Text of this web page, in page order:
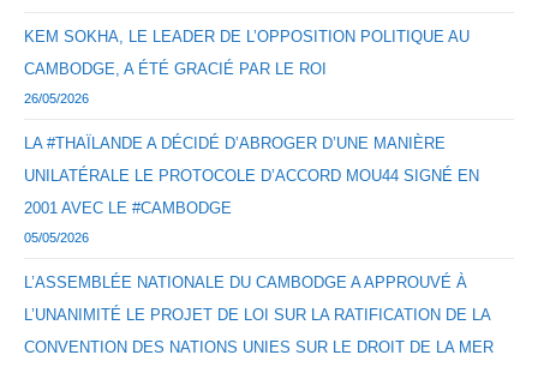
KEM SOKHA, LE LEADER DE L’OPPOSITION POLITIQUE AU
CAMBODGE, A ÉTÉ GRACIÉ PAR LE ROI
26/05/2026
LA #THAÏLANDE A DÉCIDÉ D’ABROGER D’UNE MANIÈRE
UNILATÉRALE LE PROTOCOLE D’ACCORD MOU44 SIGNÉ EN
2001 AVEC LE #CAMBODGE
05/05/2026
L’ASSEMBLÉE NATIONALE DU CAMBODGE A APPROUVÉ À
L’UNANIMITÉ LE PROJET DE LOI SUR LA RATIFICATION DE LA
CONVENTION DES NATIONS UNIES SUR LE DROIT DE LA MER